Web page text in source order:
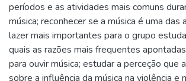
períodos e as atividades mais comuns
música; reconhecer se a música é uma das
lazer mais importantes para o grupo
quais as razões mais frequentes
para ouvir música; estudar a perceção que
sobre a influência da música na violência e